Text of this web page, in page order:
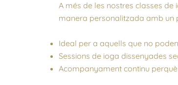
A més de les nostres classes
manera personalitzada amb un
Ideal per a aquells que no
Sessions de ioga dissenyades
Acompanyament continu